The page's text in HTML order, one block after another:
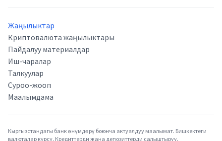
Жаңылыктар
Криптовалюта жаңылыктары
Пайдалуу материалдар
Иш-чаралар
Талкуулар
Суроо-жооп
Маалымдама
Кыргызстандагы банк өнүмдөрү боюнча актуалдуу маалымат. Бишкектеги
валюталар курсу. Кредиттерди жана депозиттерди салыштыруу.